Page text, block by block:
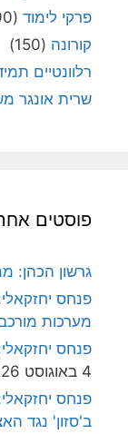
פרקי לימוד (90)
קורונה (150)
רלוונטיים
שרית אונגר
פוסטים
גרשון הכהן:
פנחס
מערכות
פנחס
4 באוגוסט 2026
פנחס
ב'סזון' נגד